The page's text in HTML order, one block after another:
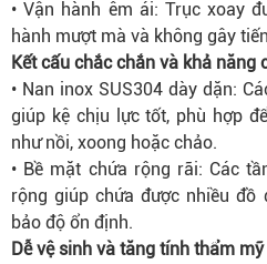
• Vận hành êm ái: Trục xoay
hành mượt mà và không gây
Kết cấu chắc chắn và khả năng
• Nan inox SUS304 dày dặn:
giúp kệ chịu lực tốt, phù hợp
như nồi, xoong hoặc chảo.
• Bề mặt chứa rộng rãi: Các
rộng giúp chứa được nhiều đồ
bảo độ ổn định.
Dễ vệ sinh và tăng tính thẩm